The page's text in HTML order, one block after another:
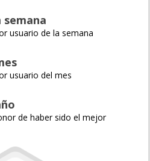
semana
usuario de la semana
usuario del mes
de haber sido el mejor